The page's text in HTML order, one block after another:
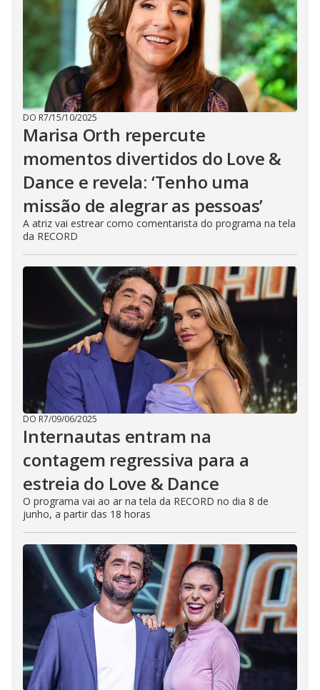
DO R7/15/10/2025
Marisa Orth repercute
momentos divertidos do Love &
Dance e revela: ‘Tenho uma
missão de alegrar as pessoas’
A atriz vai estrear como comentarista do programa na tela
da RECORD
DO R7/09/06/2025
Internautas entram na
contagem regressiva para a
estreia do Love & Dance
O programa vai ao ar na tela da RECORD no dia 8 de
junho, a partir das 18 horas